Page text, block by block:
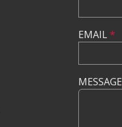
EMAIL*
MESSAGE